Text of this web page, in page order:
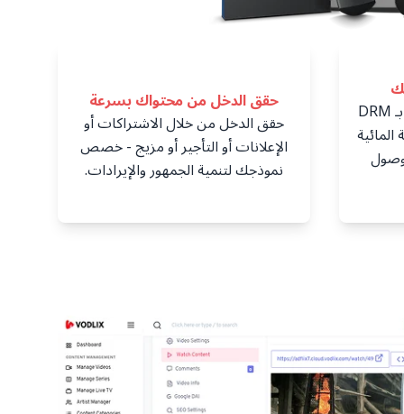
احمِ أصول الترفيه الخاصة بك بـ DRM حقق الدخل من محتواك بسرعة
حقق الدخل من خلال الاشتراكات أو
الإعلانات أو التأجير أو مزيج - خصص
نموذجك لتنمية الجمهور والإيرادات.